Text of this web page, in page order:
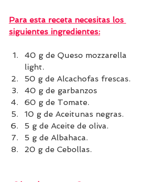
Para esta receta necesitas los
siguientes ingredientes:
40 g de Queso mozzarella
light.
50 g de Alcachofas frescas.
40 g de garbanzos
60 g de Tomate.
10 g de Aceitunas negras.
5 g de Aceite de oliva.
5 g de Albahaca.
20 g de Cebollas.